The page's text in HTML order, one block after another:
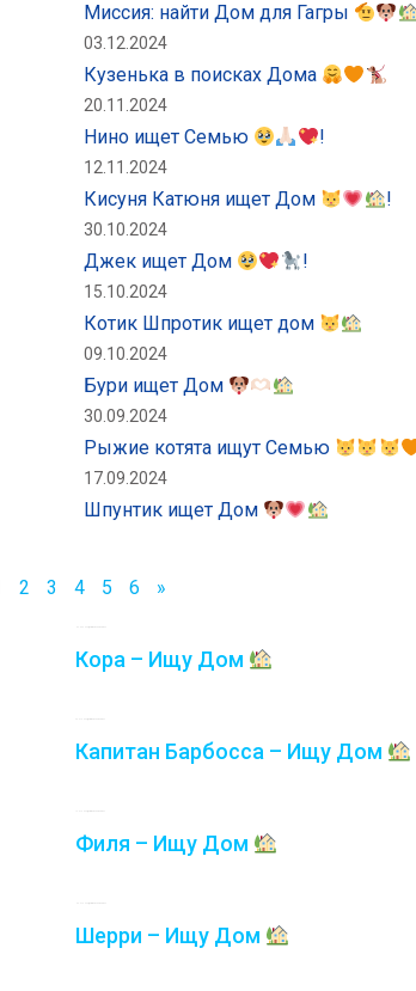
Миссия: найти Дом для Гагры
03.12.2024
Кузенька в поисках Дома
20.11.2024
Нино ищет Семью !
12.11.2024
Кисуня Катюня ищет Дом !
30.10.2024
Джек ищет Дом !
15.10.2024
Котик Шпротик ищет дом
09.10.2024
Бури ищет Дом
30.09.2024
Рыжие котята ищут Семью
17.09.2024
Шпунтик ищет Дом
2 3 4 5 6 »
Кора – Ищу Дом
Капитан Барбосса – Ищу Дом
Филя – Ищу Дом
Шерри – Ищу Дом